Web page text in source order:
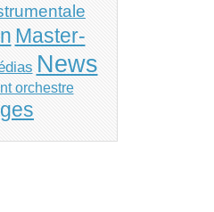
Master-
News
orchestre